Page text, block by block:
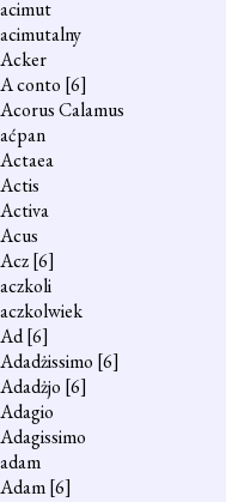
acimut
acimutalny
Acker
A conto [6]
Acorus Calamus
aćpan
Actaea
Actis
Activa
Acus
Acz[6]
aczkoli
aczkolwiek
Ad[6]
Adadżissimo [6]
Adadżjo [6]
Adagio
Adagissimo
adam
Adam[6]